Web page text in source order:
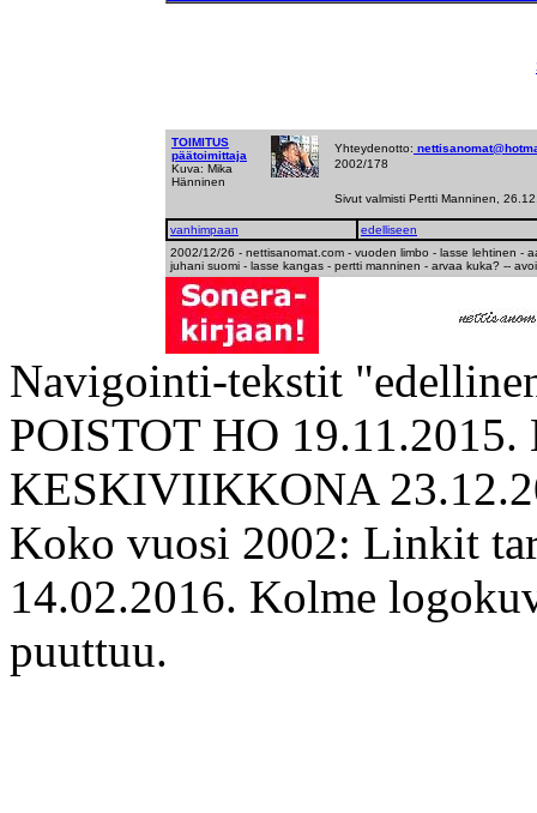
TOIMITUS
päätoimittaja
Kuva: Mika
Hänninen
Yhteydenotto:
2002/178
Sivut valmisti Pertti Manninen,
vanhimpaan
edelliseen
2002/12/26 - nettisanomat.com - vuoden limbo - lasse lehtinen -
juhani suomi - lasse kangas - pertti manninen - arvaa kuka? --
Navigointi-tekstit
POISTOT HO
KESKIVIIKKONA
Koko vuosi 2002: Linkit
14.02.2016. Kolme
puuttuu.